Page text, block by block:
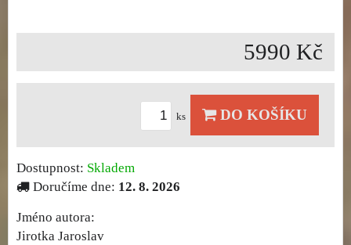
5990 Kč
ks DO KOŠÍKU
Dostupnost: Skladem
Doručíme dne: 12. 8. 2026
Jméno autora:
Jirotka Jaroslav